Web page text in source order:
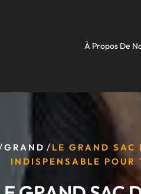
À Propos De
/GRAND / LE GRAND SAC
INDISPENSABLE POUR